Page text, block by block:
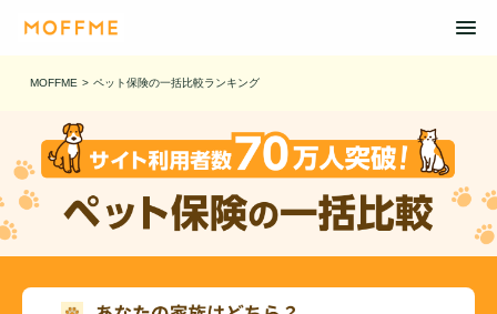
MOFFME > ペット保険の一括比較ランキング